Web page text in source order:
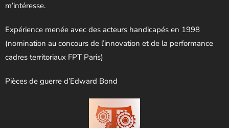
m’intéresse.
Expérience menée avec des acteurs handicapés en 1998
(nomination au concours de l’innovation et de la performance
cadres territoriaux FPT Paris)
Pièces de guerre d’Edward Bond